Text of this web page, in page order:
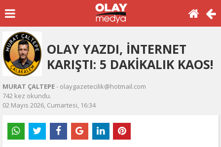
OLAY YAZDI, İNTERNET
KARIŞTI: 5 DAKİKALIK KAOS!
MURAT ÇALTEPE- olaygazetecilik@hotmail.com
742 kez okundu.
02 Mayıs 2026, Cumartesi, 16:34